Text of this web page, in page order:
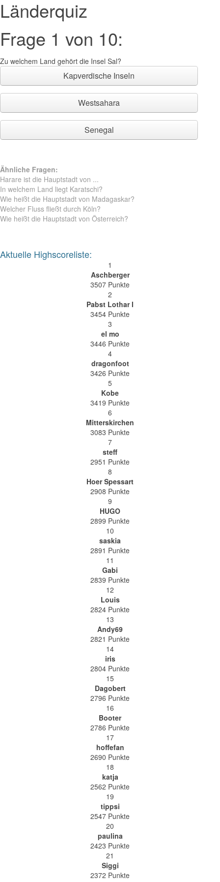
Länderquiz
Frage 1 von 10:
Zu welchem Land gehört die Insel Sal?
Kapverdische Inseln
Westsahara
Senegal
Ähnliche Fragen:
Harare ist die Hauptstadt von ...
In welchem Land liegt Karatschi?
Wie heißt die Hauptstadt von Madagaskar?
Welcher Fluss fließt durch Köln?
Wie heißt die Hauptstadt von Österreich?
Aktuelle Highscoreliste:
1
Aschberger
3507 Punkte
2
Pabst Lothar I
3454 Punkte
3
el mo
3446 Punkte
4
dragonfoot
3426 Punkte
5
Kobe
3419 Punkte
6
Mitterskirchen
3083 Punkte
7
steff
2951 Punkte
8
Hoer Spessart
2908 Punkte
9
HUGO
2899 Punkte
10
saskia
2891 Punkte
11
Gabi
2839 Punkte
12
Louis
2824 Punkte
13
Andy69
2821 Punkte
14
iris
2804 Punkte
15
Dagobert
2796 Punkte
16
Booter
2786 Punkte
17
hoffefan
2690 Punkte
18
katja
2562 Punkte
19
tippsi
2547 Punkte
20
paulina
2423 Punkte
21
Siggi
2372 Punkte